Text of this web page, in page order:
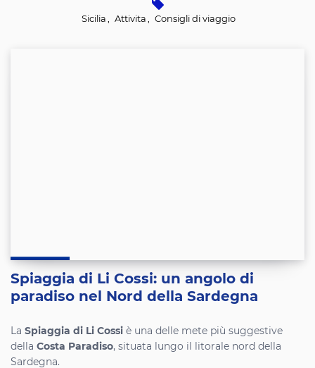
Sicilia , Attivita , Consigli di viaggio
Spiaggia di Li Cossi: un angolo di
paradiso nel Nord della Sardegna
La Spiaggia di Li Cossi è una delle mete più suggestive
della Costa Paradiso, situata lungo il litorale nord della
Sardegna.